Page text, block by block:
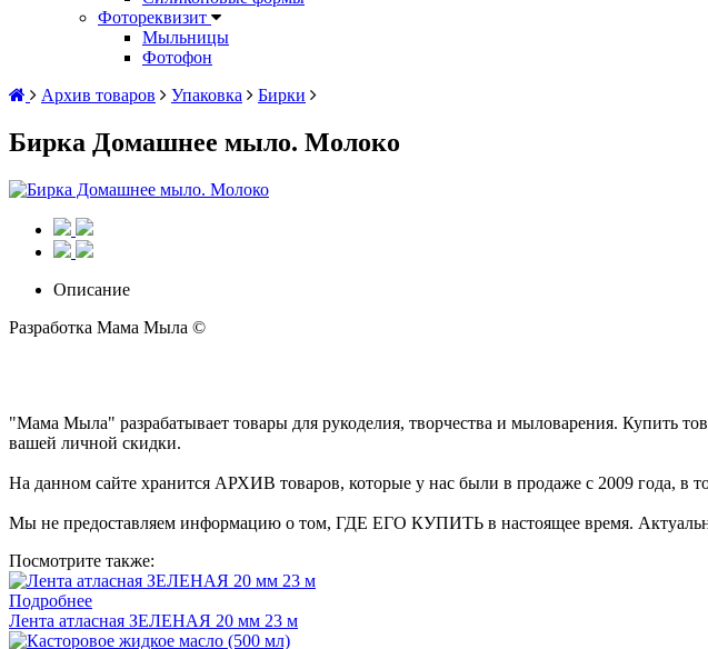
Фотореквизит
Мыльницы
Фотофон
Архив товаров
Упаковка Бирки
Бирка Домашнее мыло. Молоко
Описание
Разработка Мама Мыла ©
"Мама Мыла" разрабатывает товары для рукоделия, творчества и мыловарения. Купить
вашей личной скидки.
На данном сайте хранится АРХИВ товаров, которые у нас были в продаже с 2009 года, в
Мы не предоставляем информацию о том, ГДЕ ЕГО КУПИТЬ в настоящее время.
Посмотрите также:
Подробнее
Лента атласная ЗЕЛЕНАЯ 20 мм 23 м